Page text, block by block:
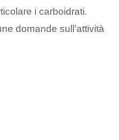
i carboidrati.
domande sull’attività